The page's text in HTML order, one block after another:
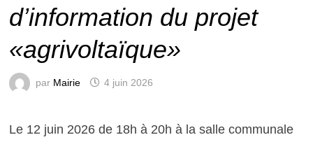
d’information du projet
«agrivoltaïque»
par Mairie 4 juin 2026
Le 12 juin 2026 de 18h à 20h à la salle communale